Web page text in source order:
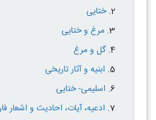
ختایی
مرغ و ختایی
گل و مرغ
ابنیه و آثار تاریخی
اسلیمی- ختایی
ادعیه، آیات، احادیث و اشعار